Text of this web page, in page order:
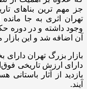
جز مهم ترین بناهای
تهران اثری به جا
وجود داشته و در دوره
آن اضافه شد و این
بازار بزرگ تهران
دارای ارزش تاریخی
بازدید از آثار
آیند.